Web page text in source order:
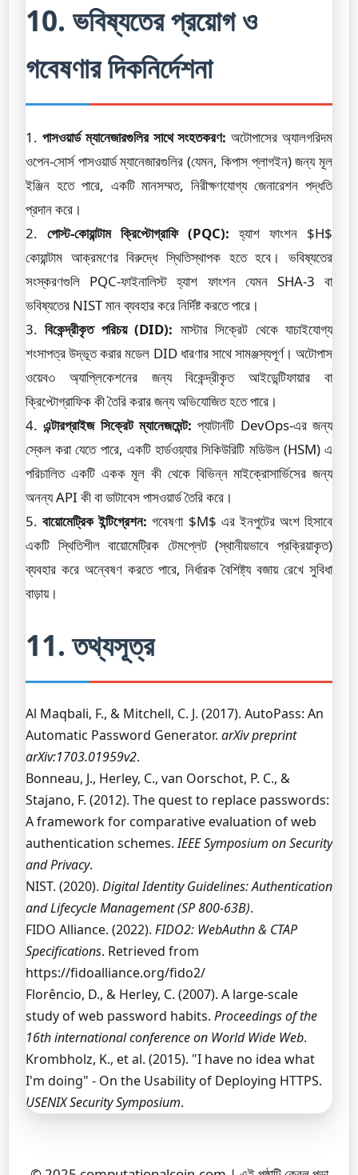
10. ভবিষ্যতের প্রয়োগ ও
গবেষণার দিকনির্দেশনা
1. পাসওয়ার্ড ম্যানেজারগুলির সাথে সংহতকরণ: অটোপাসের অ্যালগরিদম
ওপেন-সোর্স পাসওয়ার্ড ম্যানেজারগুলির (যেমন, কিপাস প্লাগইন) জন্য মূল
ইঞ্জিন হতে পারে, একটি মানসম্মত, নিরীক্ষণযোগ্য জেনারেশন পদ্ধতি
প্রদান করে।
2. পোস্ট-কোয়ান্টাম ক্রিপ্টোগ্রাফি (PQC): হ্যাশ ফাংশন $H$
কোয়ান্টাম আক্রমণের বিরুদ্ধে স্থিতিস্থাপক হতে হবে। ভবিষ্যতের
সংস্করণগুলি PQC-ফাইনালিস্ট হ্যাশ ফাংশন যেমন SHA-3 বা
ভবিষ্যতের NIST মান ব্যবহার করে নির্দিষ্ট করতে পারে।
3.বিকেন্দ্রীকৃত পরিচয় (DID): মাস্টার সিক্রেট থেকে যাচাইযোগ্য
শংসাপত্র উদ্ভূত করার মডেল DID ধারণার সাথে সামঞ্জস্যপূর্ণ। অটোপাস
ওয়েব৩ অ্যাপ্লিকেশনের জন্য বিকেন্দ্রীকৃত আইডেন্টিফায়ার বা
ক্রিপ্টোগ্রাফিক কী তৈরি করার জন্য অভিযোজিত হতে পারে।
4.এন্টারপ্রাইজ সিক্রেট ম্যানেজমেন্ট: প্যাটার্নটি DevOps-এর জন্য
স্কেল করা যেতে পারে, একটি হার্ডওয়্যার সিকিউরিটি মডিউল (HSM) এ
পরিচালিত একটি একক মূল কী থেকে বিভিন্ন মাইক্রোসার্ভিসের জন্য
অনন্য API কী বা ডাটাবেস পাসওয়ার্ড তৈরি করে।
5.বায়োমেট্রিক ইন্টিগ্রেশন: গবেষণা $M$ এর ইনপুটের অংশ হিসাবে
একটি স্থিতিশীল বায়োমেট্রিক টেমপ্লেট (স্থানীয়ভাবে প্রক্রিয়াকৃত)
ব্যবহার করে অন্বেষণ করতে পারে, নির্ধারক বৈশিষ্ট্য বজায় রেখে সুবিধা
বাড়ায়।
11. তথ্যসূত্র
Al Maqbali, F., & Mitchell, C. J. (2017). AutoPass: An
Automatic Password Generator. arXiv preprint
arXiv:1703.01959v2.
Bonneau, J., Herley, C., van Oorschot, P. C., &
Stajano, F. (2012). The quest to replace passwords:
A framework for comparative evaluation of web
authentication schemes.IEEE Symposium on Security
and Privacy.
NIST. (2020). Digital Identity Guidelines: Authentication
and Lifecycle Management (SP 800-63B).
FIDO Alliance. (2022). FIDO2: WebAuthn & CTAP
Specifications. Retrieved from
https://fidoalliance.org/fido2/
Florêncio, D., & Herley, C. (2007). A large-scale
study of web password habits. Proceedings of the
16th international conference on World Wide Web.
Krombholz, K., et al. (2015). "I have no idea what
I'm doing" - On the Usability of Deploying HTTPS.
USENIX Security Symposium.